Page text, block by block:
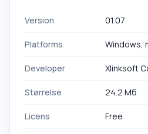
Version 01.07
Platforms Windows,
Developer Xlinksoft
Størrelse 24.2 Мб
Licens Free